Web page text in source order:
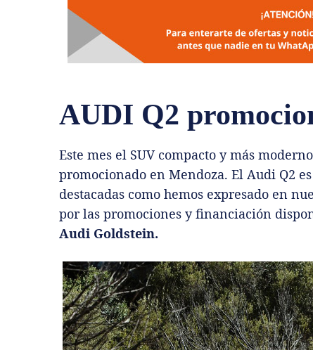
AUDI Q2
Este mes el SUV compacto y más
promocionado en Mendoza. El Audi Q2
destacadas como hemos expresado en
por las promociones y financiación
Audi Goldstein.